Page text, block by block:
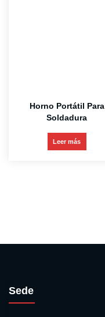
Horno Portátil Para
Soldadura
Leer más
Sede